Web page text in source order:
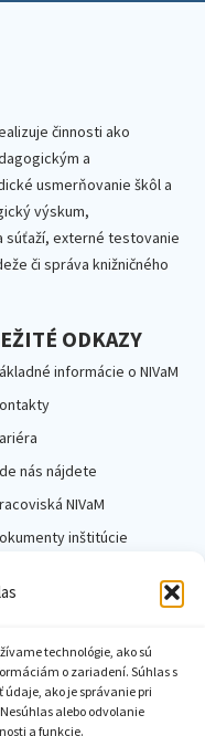
technológie, ako sú
o zariadení. Súhlas s
ako je správanie pri
alebo odvolanie
a funkcie.
činnosti ako
a
usmerňovanie škôl a
výskum,
súťaží, externé testovanie
či správa knižničného
ODKAZY
informácie o NIVaM
nás nájdete
NIVaM
inštitúcie